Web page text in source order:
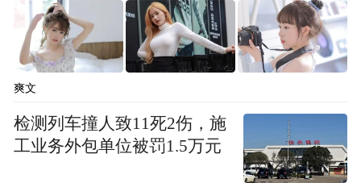
纪洪生代表省质控中心对德州市安宁疗护专
业委员会的成立表示祝贺。他强调，安宁疗
护是全生命周期健康管理的“最后一公里”，
爽文
检测列车撞人致11死2伤，施
工业务外包单位被罚1.5万元